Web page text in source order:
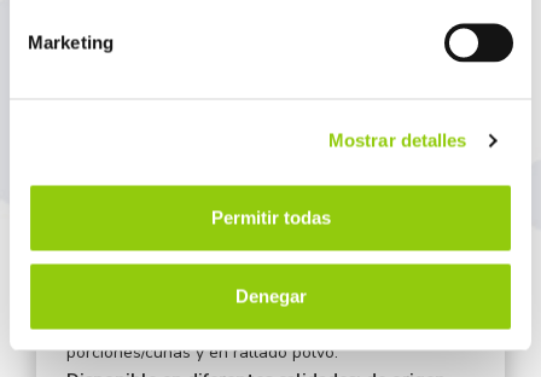
Marketing
Mostrar detalles
Permitir todas
Denegar
contenido máximo de humedad del 36% según FAO,
periodo de curación aconsejable es a partir de 8
meses, en los que se consigue un color marfil,
el queso característico seco y duro con corteza. En
la producción se presenta con formas de rueda o
bloque, siendo su consumo directo más frecuente en
porciones/cuñas y en rallado polvo.